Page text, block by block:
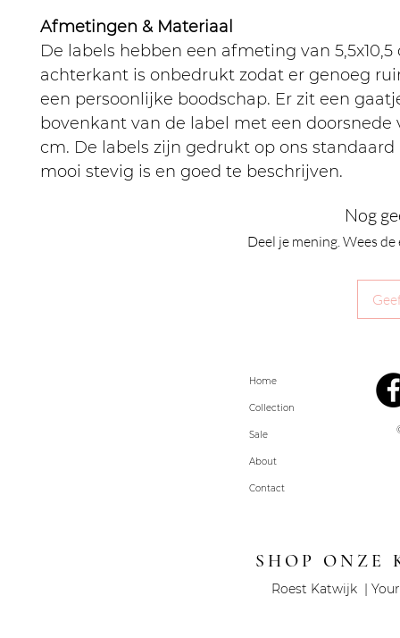
Afmetingen & Materiaal
De labels hebben een afmeting van
achterkant is onbedrukt zodat er genoeg
een persoonlijke boodschap. Er zit een
bovenkant van de label met een doorsnede
cm. De labels zijn gedrukt op ons
mooi stevig is en goed te beschrijven.
Nog
Deel je mening. Wees
Home
Collection
Sale
About
Contact
SHOP ONZE
Roest Katwijk |